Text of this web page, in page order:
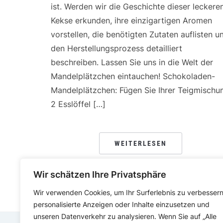
Wir schätzen Ihre Privatsphäre
Wir verwenden Cookies, um Ihr Surferlebnis zu
personalisierte Anzeigen oder Inhalte einzusetzen und
unseren Datenverkehr zu analysieren. Wenn Sie auf „Alle
ist. Werden wir die Geschichte dieser
Kekse erkunden, ihre einzigartigen Aromen
vorstellen, die benötigten Zutaten auflisten
den Herstellungsprozess detailliert
beschreiben. Lassen Sie uns in die Welt der
Mandelplätzchen eintauchen! Schokoladen-
Mandelplätzchen: Fügen Sie Ihrer
2 Esslöffel […]
WEITERLESEN